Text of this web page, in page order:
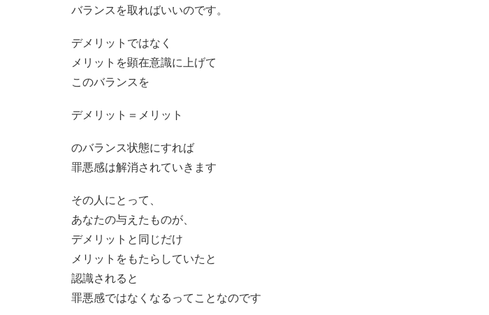
バランスを取ればいいのです。
デメリットではなく
メリットを顕在意識に上げて
このバランスを
デメリット＝メリット
のバランス状態にすれば
罪悪感は解消されていきます
その人にとって、
あなたの与えたものが、
デメリットと同じだけ
メリットをもたらしていたと
認識されると
罪悪感ではなくなるってことなのです